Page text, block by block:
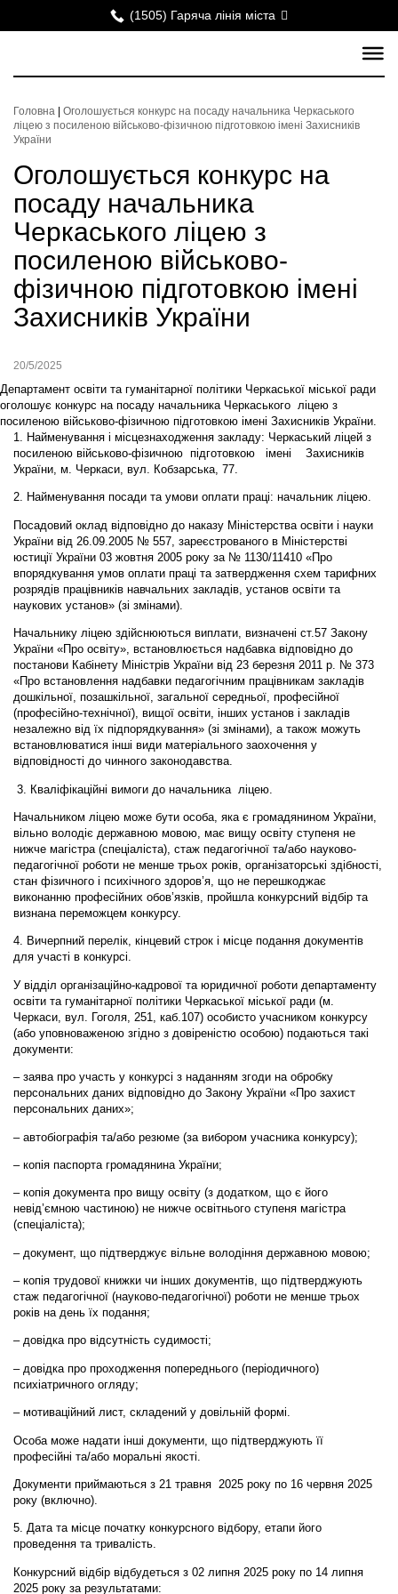
(1505) Гаряча лінія міста
Головна
Оголошується конкурс на посаду начальника Черкаського
ліцею з посиленою військово-фізичною підготовкою імені Захисників
України
Оголошується конкурс на
посаду начальника
Черкаського ліцею з
посиленою військово-
фізичною підготовкою імені
Захисників України
20/5/2025
Департамент освіти та гуманітарної політики Черкаської міської ради
оголошує конкурс на посаду начальника Черкаського ліцею з
посиленою військово-фізичною підготовкою імені Захисників України.
1. Найменування і місцезнаходження закладу: Черкаський ліцей з
посиленою військово-фізичною підготовкою імені Захисників
України, м. Черкаси, вул. Кобзарська, 77.
2. Найменування посади та умови оплати праці: начальник ліцею.
Посадовий оклад відповідно до наказу Міністерства освіти і науки
України від 26.09.2005 № 557, зареєстрованого в Міністерстві
юстиції України 03 жовтня 2005 року за № 1130/11410 «Про
впорядкування умов оплати праці та затвердження схем тарифних
розрядів працівників навчальних закладів, установ освіти та
наукових установ» (зі змінами).
Начальнику ліцею здійснюються виплати, визначені ст.57 Закону
України «Про освіту», встановлюється надбавка відповідно до
постанови Кабінету Міністрів України від 23 березня 2011 р. № 373
«Про встановлення надбавки педагогічним працівникам закладів
дошкільної, позашкільної, загальної середньої, професійної
(професійно-технічної), вищої освіти, інших установ і закладів
незалежно від їх підпорядкування» (зі змінами), а також можуть
встановлюватися інші види матеріального заохочення у
відповідності до чинного законодавства.
3. Кваліфікаційні вимоги до начальника ліцею.
Начальником ліцею може бути особа, яка є громадянином України,
вільно володіє державною мовою, має вищу освіту ступеня не
нижче магістра (спеціаліста), стаж педагогічної та/або науково-
педагогічної роботи не менше трьох років, організаторські здібності,
стан фізичного і психічного здоров’я, що не перешкоджає
виконанню професійних обов’язків, пройшла конкурсний відбір та
визнана переможцем конкурсу.
4. Вичерпний перелік, кінцевий строк і місце подання документів
для участі в конкурсі.
У відділ організаційно-кадрової та юридичної роботи департаменту
освіти та гуманітарної політики Черкаської міської ради (м.
Черкаси, вул. Гоголя, 251, каб.107) особисто учасником конкурсу
(або уповноваженою згідно з довіреністю особою) подаються такі
документи:
– заява про участь у конкурсі з наданням згоди на обробку
персональних даних відповідно до Закону України «Про захист
персональних даних»;
– автобіографія та/або резюме (за вибором учасника конкурсу);
– копія паспорта громадянина України;
– копія документа про вищу освіту (з додатком, що є його
невід’ємною частиною) не нижче освітнього ступеня магістра
(спеціаліста);
– документ, що підтверджує вільне володіння державною мовою;
– копія трудової книжки чи інших документів, що підтверджують
стаж педагогічної (науково-педагогічної) роботи не менше трьох
років на день їх подання;
– довідка про відсутність судимості;
– довідка про проходження попереднього (періодичного)
психіатричного огляду;
– мотиваційний лист, складений у довільній формі.
Особа може надати інші документи, що підтверджують її
професійні та/або моральні якості.
Документи приймаються з 21 травня 2025 року по 16 червня 2025
року (включно).
5. Дата та місце початку конкурсного відбору, етапи його
проведення та тривалість.
Конкурсний відбір відбудеться з 02 липня 2025 року по 14 липня
2025 року за результатами: